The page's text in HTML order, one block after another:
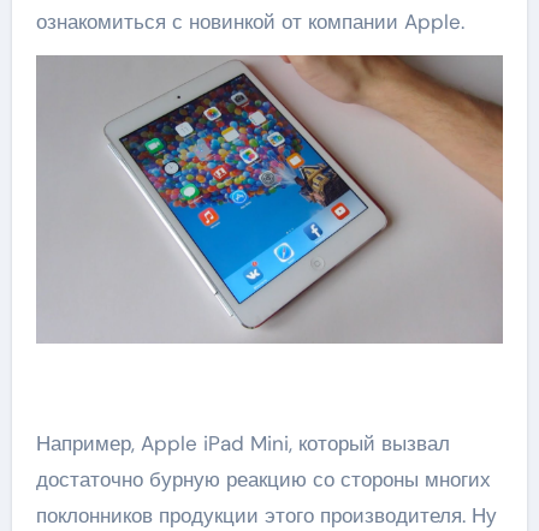
ознакомиться с новинкой от компании Apple.
Например, Apple iPad Mini, который вызвал
достаточно бурную реакцию со стороны многих
поклонников продукции этого производителя. Ну